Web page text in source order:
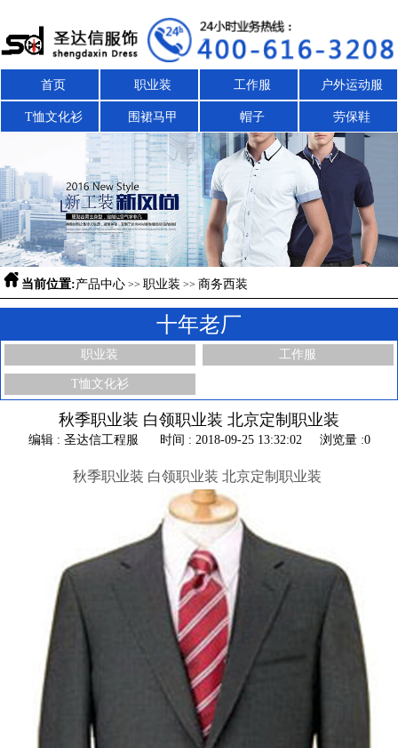
首页 职业装 工作服 户外运动服
T恤文化衫 围裙马甲 帽子 劳保鞋
 当前位置:产品中心 >> 职业装 >> 商务西装
十年老厂
职业装 工作服
T恤文化衫
秋季职业装 白领职业装 北京定制职业装
编辑 : 圣达信工程服 时间 : 2018-09-25 13:32:02 浏览量 :0
秋季职业装 白领职业装 北京定制职业装